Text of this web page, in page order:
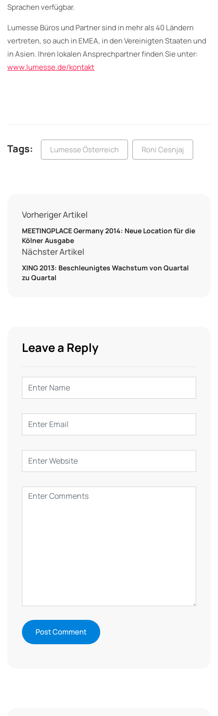
Sprachen verfügbar.
Lumesse Büros und Partner sind in mehr als 40 Ländern
vertreten, so auch in EMEA, in den Vereinigten Staaten und
in Asien. Ihren lokalen Ansprechpartner finden Sie unter:
www.lumesse.de/kontakt
Tags: Lumesse Österreich Roni Cesnjaj
Vorheriger Artikel
MEETINGPLACE Germany 2014: Neue Location für die
Kölner Ausgabe
Nächster Artikel
XING 2013: Beschleunigtes Wachstum von Quartal
zu Quartal
Leave a Reply